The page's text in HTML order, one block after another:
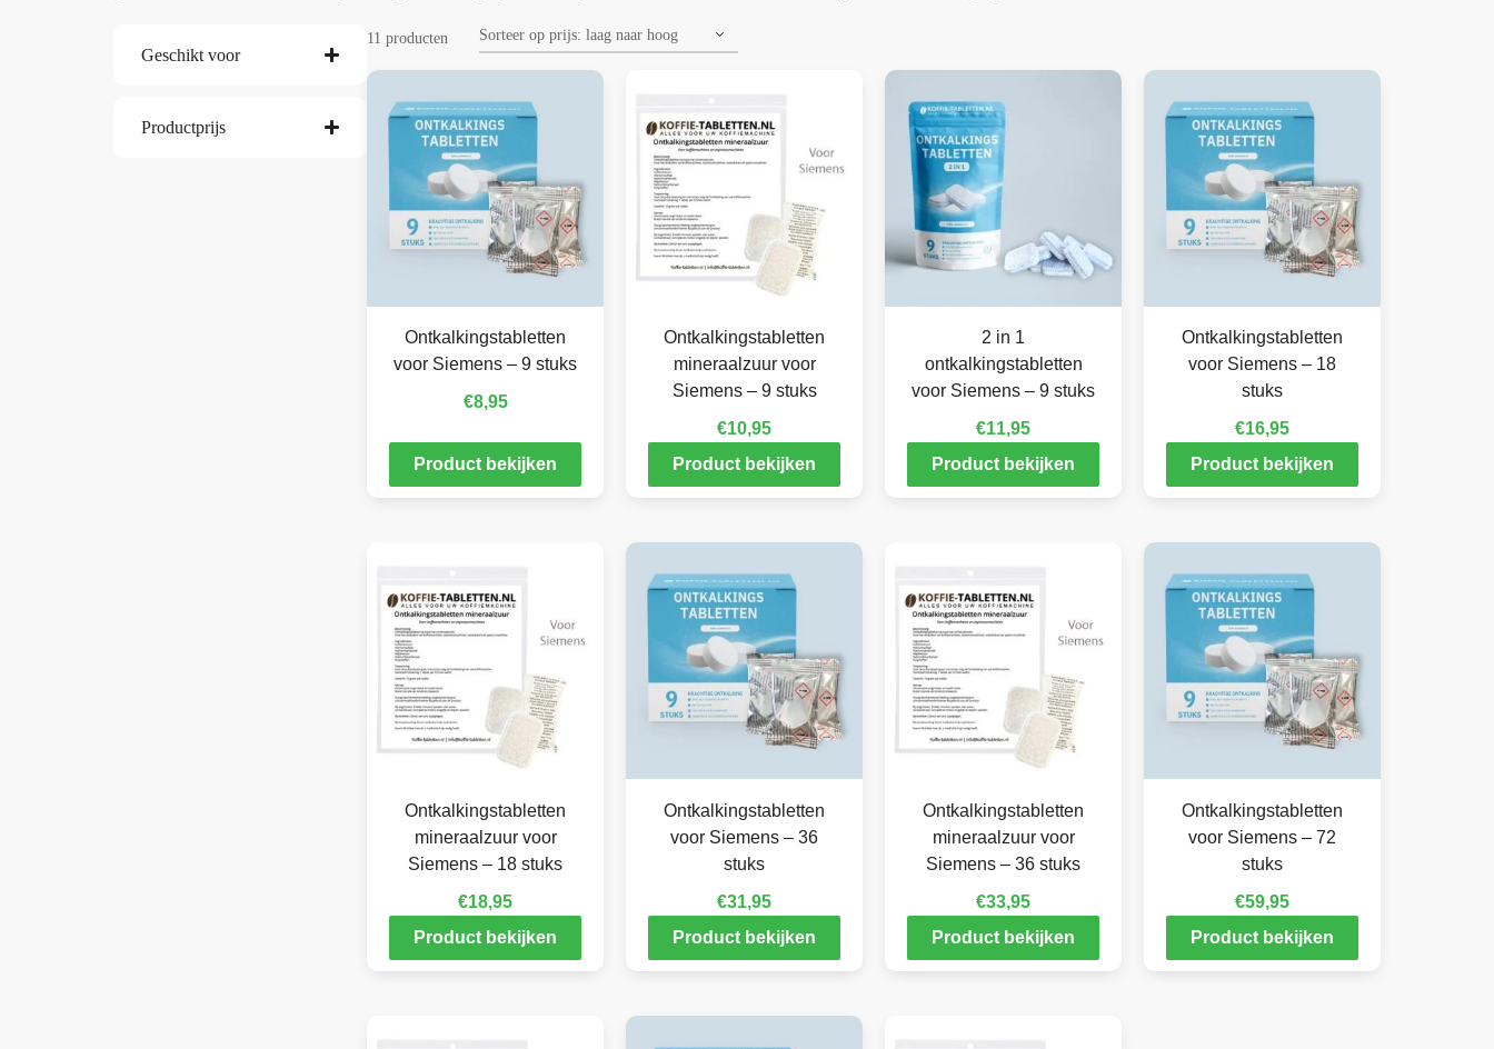
Geschikt voor
Productprijs
11 producten
Ontkalkingstabletten
voor Siemens – 9 stuks
€8,95
Product bekijken
Ontkalkingstabletten
mineraalzuur voor
Siemens – 9 stuks
€10,95
Product bekijken
2 in 1
ontkalkingstabletten
voor Siemens – 9 stuks
€11,95
Product bekijken
Ontkalkingstabletten
voor Siemens – 18
stuks
€16,95
Product bekijken
Ontkalkingstabletten
mineraalzuur voor
Siemens – 18 stuks
€18,95
Product bekijken
Ontkalkingstabletten
voor Siemens – 36
stuks
€31,95
Product bekijken
Ontkalkingstabletten
mineraalzuur voor
Siemens – 36 stuks
€33,95
Product bekijken
Ontkalkingstabletten
voor Siemens – 72
stuks
€59,95
Product bekijken